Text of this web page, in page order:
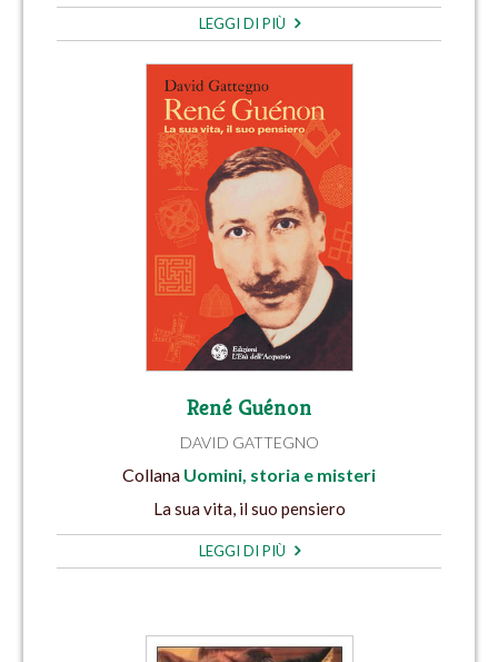
LEGGI DI PIÙ
René Guénon
DAVID GATTEGNO
Collana Uomini, storia e misteri
La sua vita, il suo pensiero
LEGGI DI PIÙ